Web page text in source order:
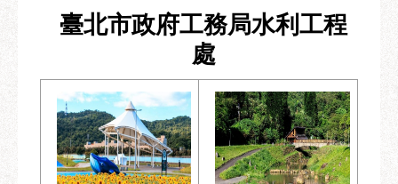
臺北市政府工務局水利工程
處